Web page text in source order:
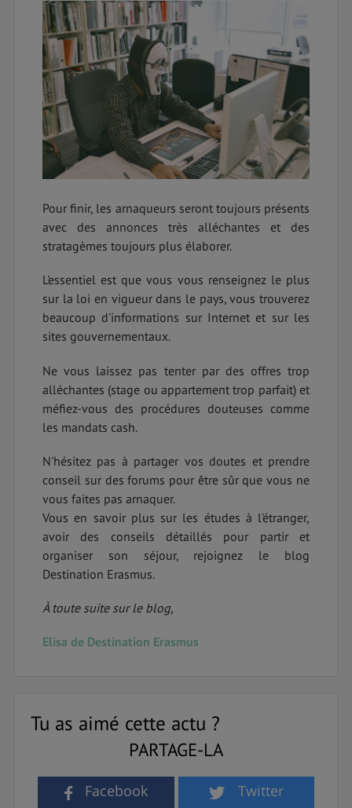
Pour finir, les arnaqueurs seront toujours présents
avec des annonces très alléchantes et des
stratagèmes toujours plus élaborer.
L'essentiel est que vous vous renseignez le plus
sur la loi en vigueur dans le pays, vous trouverez
beaucoup d'informations sur Internet et sur les
sites gouvernementaux.
Ne vous laissez pas tenter par des offres trop
alléchantes (stage ou appartement trop parfait) et
méfiez-vous des procédures douteuses comme
les mandats cash.
N'hésitez pas à partager vos doutes et prendre
conseil sur des forums pour être sûr que vous ne
vous faites pas arnaquer.
Vous en savoir plus sur les études à l'étranger,
avoir des conseils détaillés pour partir et
organiser son séjour, rejoignez le blog
Destination Erasmus.
À toute suite sur le blog,
Elisa de Destination Erasmus
Tu as aimé cette actu ?
PARTAGE-LA
Facebook Twitter